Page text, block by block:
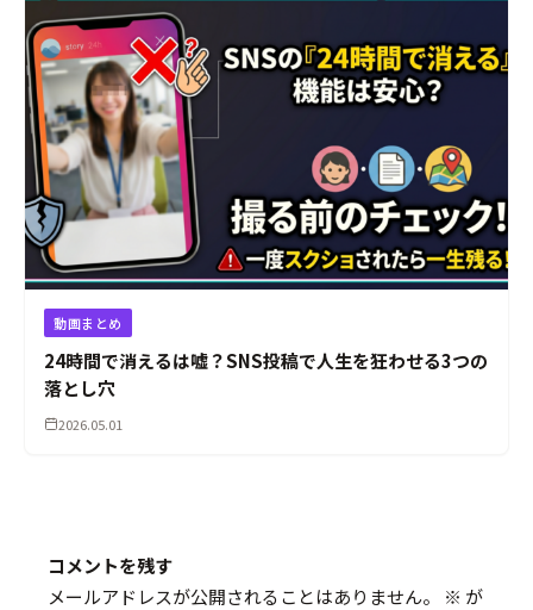
動画まとめ
24時間で消えるは嘘？SNS投稿で人生を狂わせる3つの
落とし穴
2026.05.01
コメントを残す
メールアドレスが公開されることはありません。
※ が